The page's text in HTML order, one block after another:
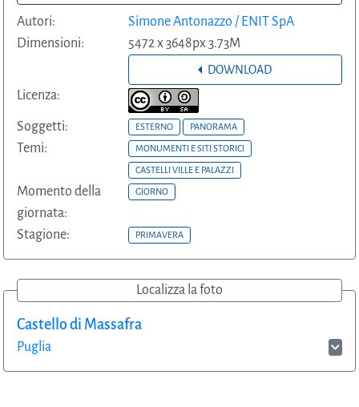
Autori:
Simone Antonazzo / ENIT SpA
Dimensioni:
5472 x 3648px 3.73M
DOWNLOAD
Licenza:
Soggetti: ESTERNO PANORAMA
Temi: MONUMENTI E SITI STORICI
CASTELLI VILLE E PALAZZI
Momento della
giornata:
GIORNO
Stagione: PRIMAVERA
Localizza la foto
Castello di Massafra
Puglia